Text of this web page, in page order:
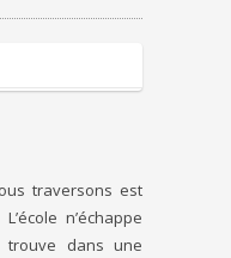
traversons est
n’échappe
dans une